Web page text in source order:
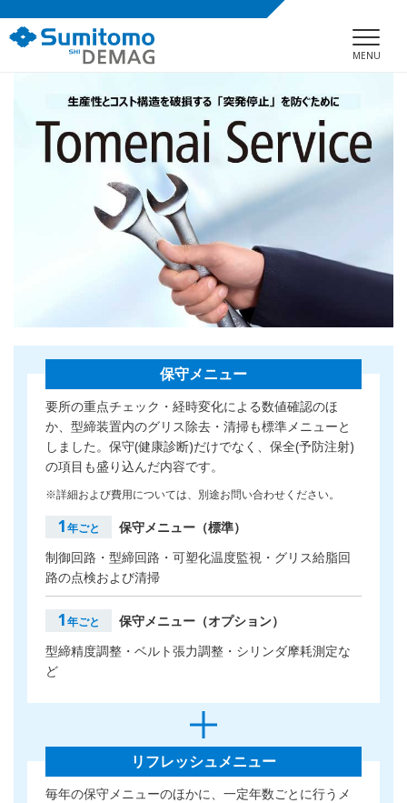
MENU
保守メニュー
要所の重点チェック・経時変化による数値確認のほ
か、型締装置内のグリス除去・清掃も標準メニューと
しました。保守(健康診断)だけでなく、保全(予防注射)
の項目も盛り込んだ内容です。
※詳細および費用については、別途お問い合わせください。
1年ごと
保守メニュー（標準）
制御回路・型締回路・可塑化温度監視・グリス給脂回
路の点検および清掃
1年ごと
保守メニュー（オプション）
型締精度調整・ベルト張力調整・シリンダ摩耗測定な
ど
リフレッシュメニュー
毎年の保守メニューのほかに、一定年数ごとに行うメ